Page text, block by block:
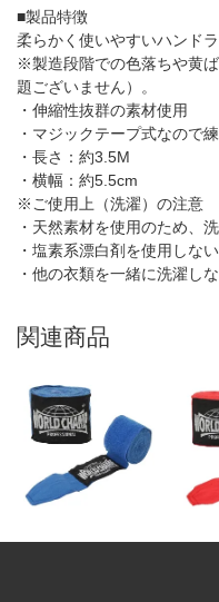
■製品特徴
柔らかく使いやすいハンド
※製造段階での色落ちや黄
題ございません）。
・伸縮性抜群の素材使用
・マジックテープ式なので
・長さ：約3.5M
・横幅：約5.5cm
※ご使用上（洗濯）の注意
・天然素材を使用のため、
・塩素系漂白剤を使用しない
・他の衣類を一緒に洗濯し
関連商品